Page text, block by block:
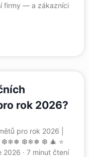
firmy — a zákazníci
rok 2026?
pro rok 2026 |
❆❄❅ ❆ 🎄 ⭐
2026 · 7 minut čtení